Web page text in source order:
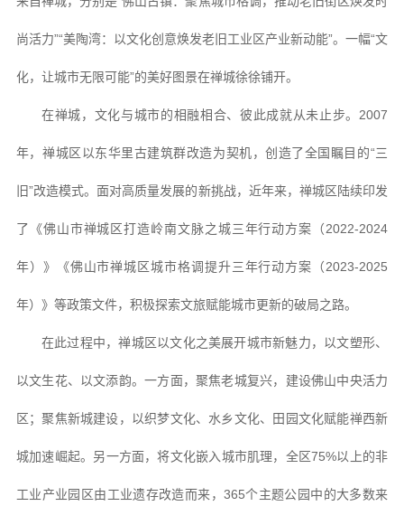
尚活力”“美陶湾：以文化创意焕发老旧工业区产业新动能”。一幅“文
化，让城市无限可能”的美好图景在禅城徐徐铺开。
在禅城，文化与城市的相融相合、彼此成就从未止步。2007
年，禅城区以东华里古建筑群改造为契机，创造了全国瞩目的“三
旧”改造模式。面对高质量发展的新挑战，近年来，禅城区陆续印发
了《佛山市禅城区打造岭南文脉之城三年行动方案（2022-2024
年）》《佛山市禅城区城市格调提升三年行动方案（2023-2025
年）》等政策文件，积极探索文旅赋能城市更新的破局之路。
在此过程中，禅城区以文化之美展开城市新魅力，以文塑形、
以文生花、以文添韵。一方面，聚焦老城复兴，建设佛山中央活力
区；聚焦新城建设，以织梦文化、水乡文化、田园文化赋能禅西新
城加速崛起。另一方面，将文化嵌入城市肌理，全区75%以上的非
工业产业园区由工业遗存改造而来，365个主题公园中的大多数来